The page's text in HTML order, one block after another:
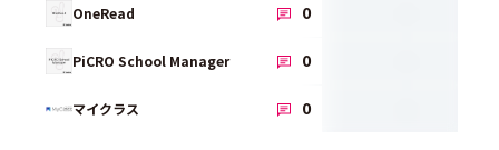
OneRead 0
PiCRO School Manager 0
マイクラス 0